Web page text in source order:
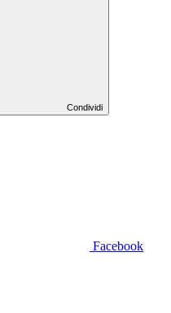
Condividi
Facebook